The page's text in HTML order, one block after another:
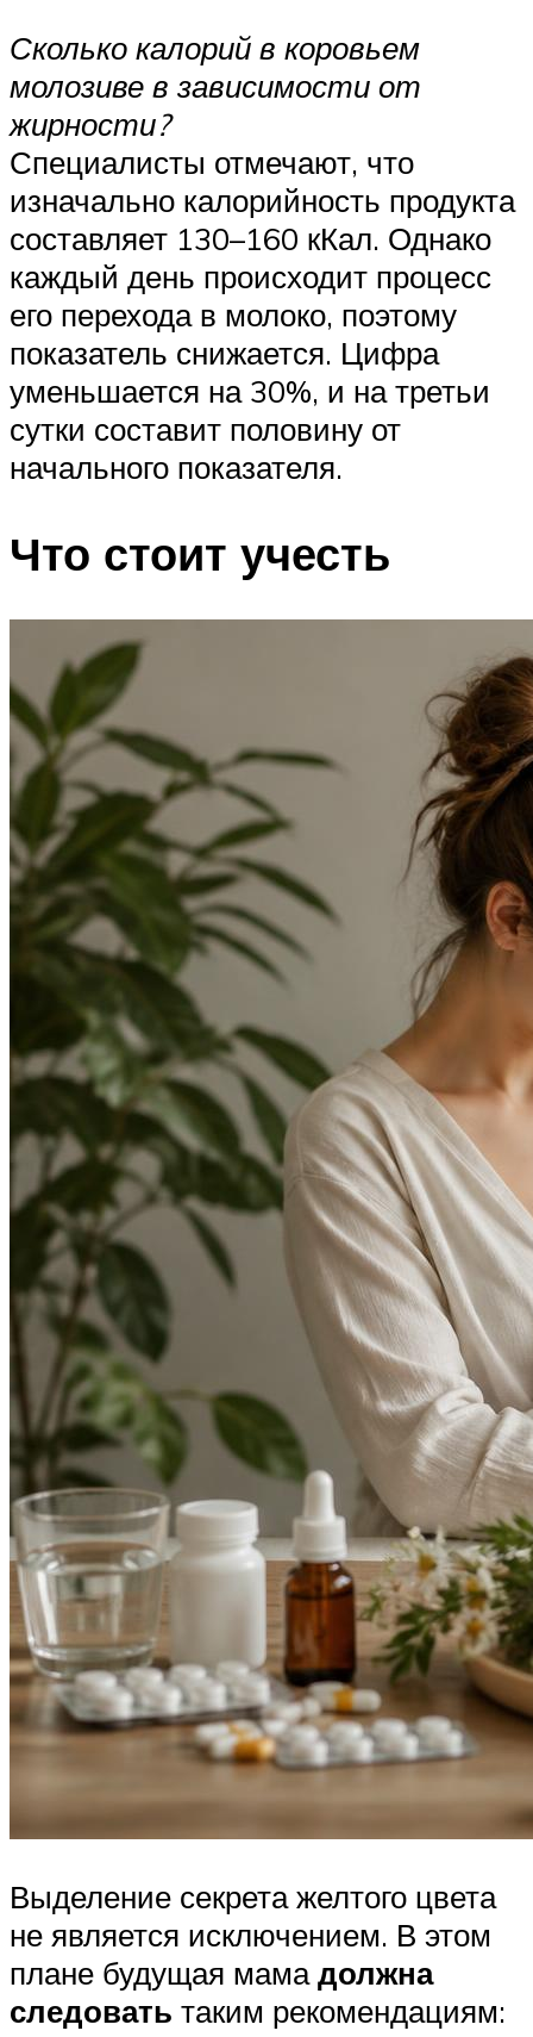
Сколько калорий в коровьем
молозиве в зависимости от
жирности?
Специалисты отмечают, что
изначально калорийность продукта
составляет 130–160 кКал. Однако
каждый день происходит процесс
его перехода в молоко, поэтому
показатель снижается. Цифра
уменьшается на 30%, и на третьи
сутки составит половину от
начального показателя.
Что стоит учесть
Выделение секрета желтого цвета
не является исключением. В этом
плане будущая мамадолжна
следовать таким рекомендациям: